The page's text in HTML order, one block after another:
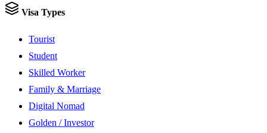
Visa Types
Tourist
Student
Skilled Worker
Family & Marriage
Digital Nomad
Golden / Investor